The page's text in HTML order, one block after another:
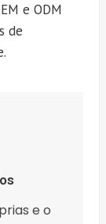
e ODM
de
e o